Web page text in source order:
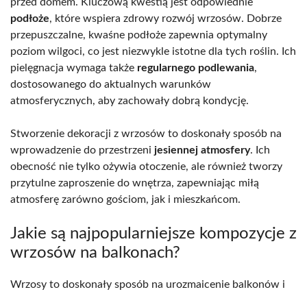
podłoże, które wspiera zdrowy rozwój wrzosów. Dobrze
przepuszczalne, kwaśne podłoże zapewnia optymalny
poziom wilgoci, co jest niezwykle istotne dla tych roślin. Ich
pielęgnacja wymaga także regularnego podlewania,
dostosowanego do aktualnych warunków
atmosferycznych, aby zachowały dobrą kondycję.
Stworzenie dekoracji z wrzosów to doskonały sposób na
wprowadzenie do przestrzeni jesiennej atmosfery. Ich
obecność nie tylko ożywia otoczenie, ale również tworzy
przytulne zaproszenie do wnętrza, zapewniając miłą
atmosferę zarówno gościom, jak i mieszkańcom.
Jakie są najpopularniejsze kompozycje z
wrzosów na balkonach?
Wrzosy to doskonały sposób na urozmaicenie balkonów i